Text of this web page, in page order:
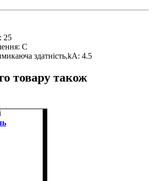
25
С
здатність,kA: 4.5
товару також